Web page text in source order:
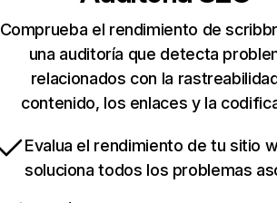
Comprueba el rendimiento de
una auditoría que detecta
relacionados con la
contenido, los enlaces y la
Evalua el rendimiento de tu sitio
soluciona todos los problemas